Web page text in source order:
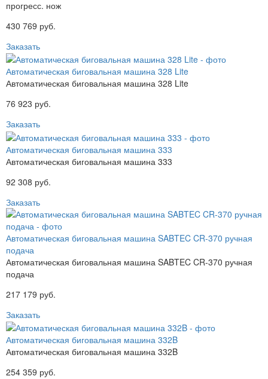
прогресс. нож
430 769 руб.
Заказать
Автоматическая биговальная машина 328 Lite
Автоматическая биговальная машина 328 Lite
76 923 руб.
Заказать
Автоматическая биговальная машина 333
Автоматическая биговальная машина 333
92 308 руб.
Заказать
Автоматическая биговальная машина SABTEC CR-370 ручная
подача
Автоматическая биговальная машина SABTEC CR-370 ручная
подача
217 179 руб.
Заказать
Автоматическая биговальная машина 332B
Автоматическая биговальная машина 332B
254 359 руб.